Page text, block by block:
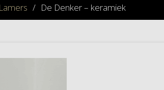
/ De Denker – keramiek